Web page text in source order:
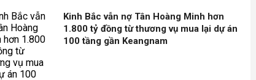
Kinh Bắc vẫn nợ Tân Hoàng Minh hơn
1.800 tỷ đồng từ thương vụ mua lại dự án
100 tầng gần Keangnam